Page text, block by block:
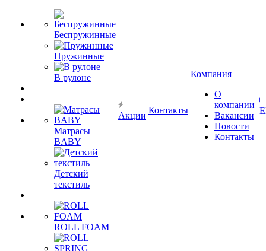
Беспружинные
Пружинные
В рулоне
Матрасы
BABY
Детский
текстиль
ROLL FOAM
Акции
Контакты
Компания
О
компании
Вакансии
Новости
Контакты
+